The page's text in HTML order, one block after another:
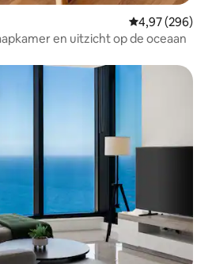
Gemiddelde
4,97 (296)
en uitzicht op de oceaan